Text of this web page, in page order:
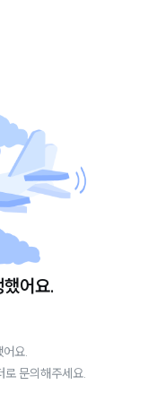
어요.
요.
로 문의해주세요.